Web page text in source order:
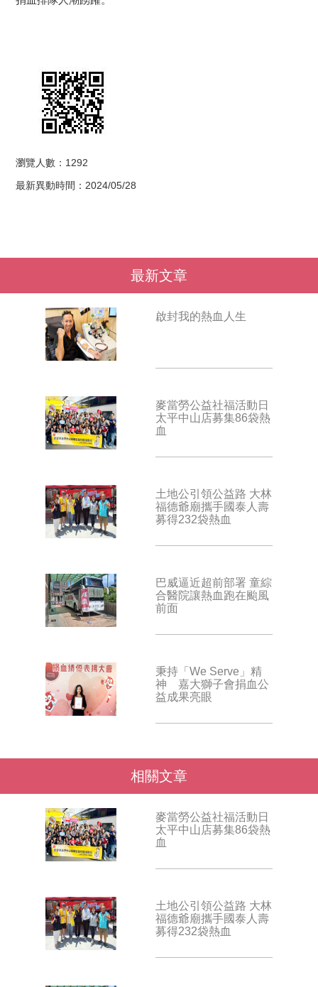
瀏覽人數：1292
最新異動時間：2024/05/28
最新文章
啟封我的熱血人生
麥當勞公益社福活動日
太平中山店募集86袋熱
血
土地公引領公益路 大林
福德爺廟攜手國泰人壽
募得232袋熱血
巴威逼近超前部署 童綜
合醫院讓熱血跑在颱風
前面
秉持「We Serve」精
神 嘉大獅子會捐血公
益成果亮眼
相關文章
麥當勞公益社福活動日
太平中山店募集86袋熱
血
土地公引領公益路 大林
福德爺廟攜手國泰人壽
募得232袋熱血